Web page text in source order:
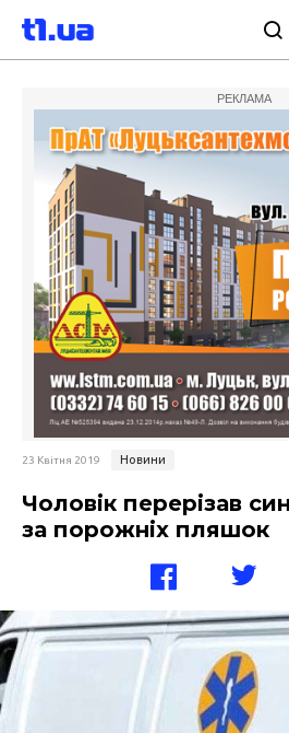
РЕКЛАМА
23 Квітня 2019 Новини
Чоловік перерізав
за порожніх пляшок